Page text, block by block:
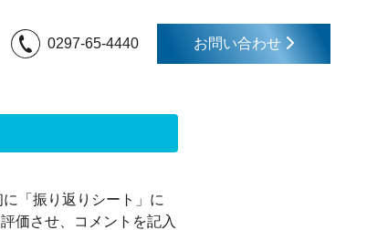
0297-65-4440 お問い合わせ
「振り返りシート」に
価させ、コメントを記入